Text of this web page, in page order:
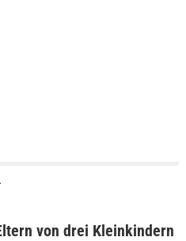
von drei Kleinkindern